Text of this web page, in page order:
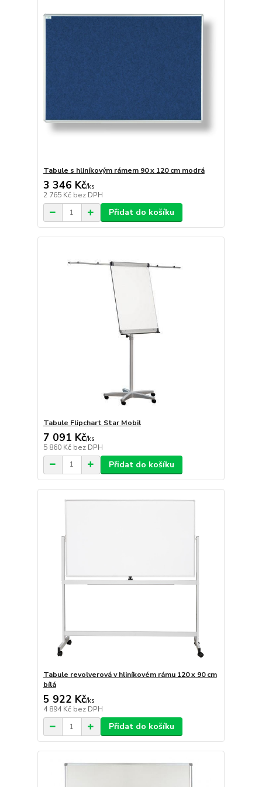
Tabule s hliníkovým rámem 90 x 120 cm modrá
3 346 Kč/ks
2 765 Kč bez DPH
Přidat do košíku
Tabule Flipchart Star Mobil
7 091 Kč/ks
5 860 Kč bez DPH
Přidat do košíku
Tabule revolverová v hliníkovém rámu 120 x 90 cm
bílá
5 922 Kč/ks
4 894 Kč bez DPH
Přidat do košíku